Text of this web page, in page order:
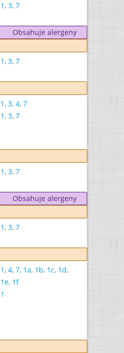
1, 3, 7
Obsahuje alergeny
1, 3, 7
1, 3, 4, 7
1, 3, 7
1, 3, 7
Obsahuje alergeny
1, 3, 7
1, 4, 7, 1a, 1b, 1c, 1d,
1e, 1f
1